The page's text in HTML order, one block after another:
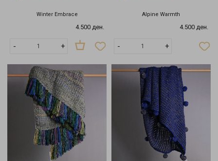
Winter Embrace
4.500 ден.
- +
Alpine Warmth
4.500 ден.
- +